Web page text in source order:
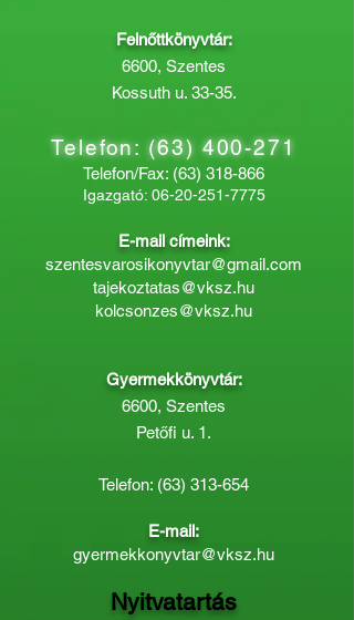
Felnőttkönyvtár:
6600, Szentes
Kossuth u. 33-35.
Telefon:(63) 400-271
Telefon/Fax: (63) 318-866
Igazgató: 06-20-251-7775
E-mail címeink:
szentesvarosikonyvtar@gmail.com
tajekoztatas@vksz.hu
kolcsonzes@vksz.hu
Gyermekkönyvtár:
6600, Szentes
Petőfi u. 1.
Telefon: (63) 313-654
E-mail:
gyermekkonyvtar@vksz.hu
Nyitvatartás